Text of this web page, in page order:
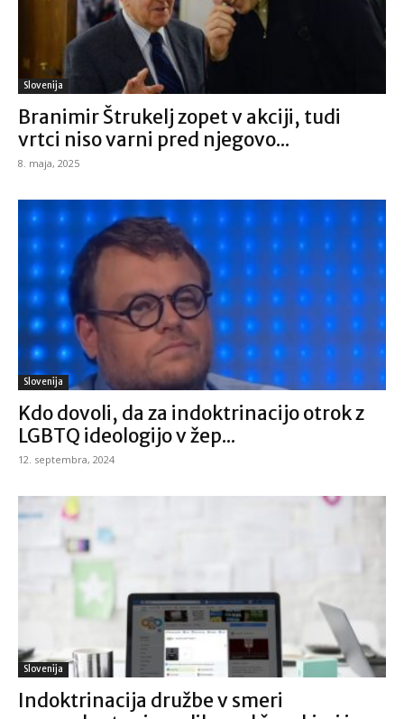
Slovenija
Branimir Štrukelj zopet v akciji, tudi
vrtci niso varni pred njegovo...
8. maja, 2025
Slovenija
Kdo dovoli, da za indoktrinacijo otrok z
LGBTQ ideologijo v žep...
12. septembra, 2024
Slovenija
Indoktrinacija družbe v smeri